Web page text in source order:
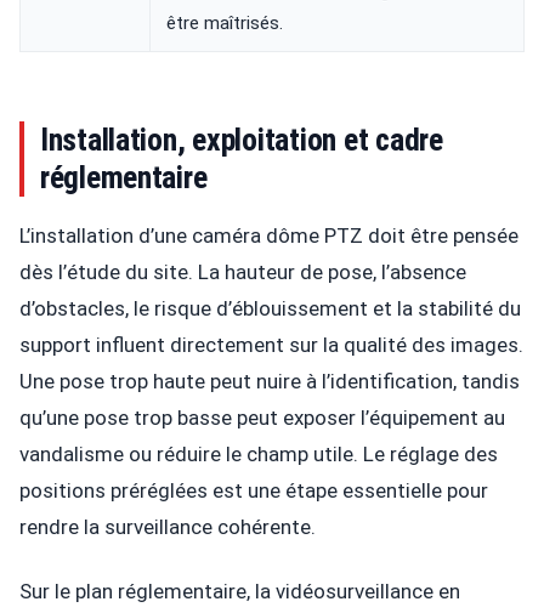
être maîtrisés.
Installation, exploitation et cadre
réglementaire
L’installation d’une caméra dôme PTZ doit être pensée
dès l’étude du site. La hauteur de pose, l’absence
d’obstacles, le risque d’éblouissement et la stabilité du
support influent directement sur la qualité des images.
Une pose trop haute peut nuire à l’identification, tandis
qu’une pose trop basse peut exposer l’équipement au
vandalisme ou réduire le champ utile. Le réglage des
positions préréglées est une étape essentielle pour
rendre la surveillance cohérente.
Sur le plan réglementaire, la vidéosurveillance en